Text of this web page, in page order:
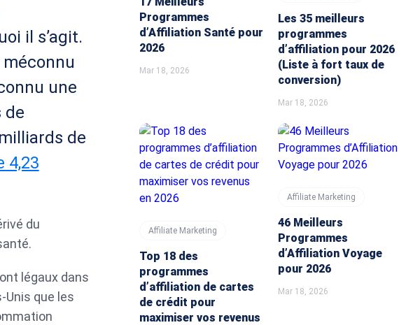
il s’agit.
une
de
de
4,23
du
légaux dans
Unis que les
Programmes
d’Affiliation Santé pour
2026
Mar 18, 2026
Les 35 meilleurs
programmes
d’affiliation pour 2026
(Liste à fort taux de
conversion)
Mar 18, 2026
Affiliate Marketing
Top 18 des
programmes
d’affiliation de cartes
de crédit pour
maximiser vos revenus
Affiliate Marketing
46 Meilleurs
Programmes
d’Affiliation Voyage
pour 2026
Mar 18, 2026